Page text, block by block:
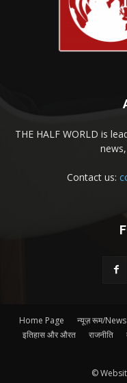
THE HALF WORLD is
Contact us:
Home Page न्यूज़ रूम/
इतिहास और औरत
राजनीति
©